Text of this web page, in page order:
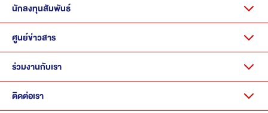
นักลงทุนสัมพันธ์
ศูนย์ข่าวสาร
ร่วมงานกับเรา
ติดต่อเรา